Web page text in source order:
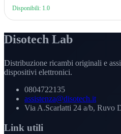
Disponibili: 1.0
Disotech Lab
Distribuzione ricambi originali e
dispositivi elettronici.
0804722135
assistenza@disotech.it
Via A.Scarlatti 24 a/b, Ruvo
Link utili